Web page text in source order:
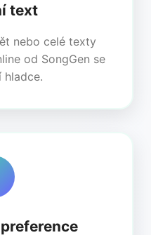
text
nebo celé texty
od SongGen se
hladce.